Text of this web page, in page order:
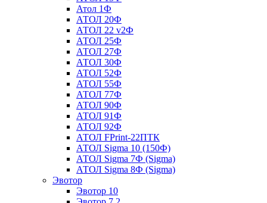
Атол 1Ф
АТОЛ 20Ф
АТОЛ 22 v2Ф
АТОЛ 25Ф
АТОЛ 27Ф
АТОЛ 30Ф
АТОЛ 52Ф
АТОЛ 55Ф
АТОЛ 77Ф
АТОЛ 90Ф
АТОЛ 91Ф
АТОЛ 92Ф
АТОЛ FPrint-22ПТК
АТОЛ Sigma 10 (150Ф)
АТОЛ Sigma 7Ф (Sigma)
АТОЛ Sigma 8Ф (Sigma)
Эвотор
Эвотор 10